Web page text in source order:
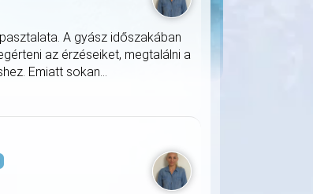
A gyász időszakában
az érzéseiket, megtalálni a
Emiatt sokan...